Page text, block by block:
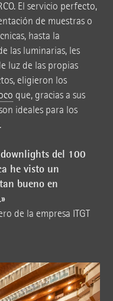
El servicio perfecto,
de muestras o
hasta la
las luminarias, les
luz de las propias
eligieron los
que, gracias a sus
ideales para los
del 100
he visto un
bueno en
de la empresa ITGT